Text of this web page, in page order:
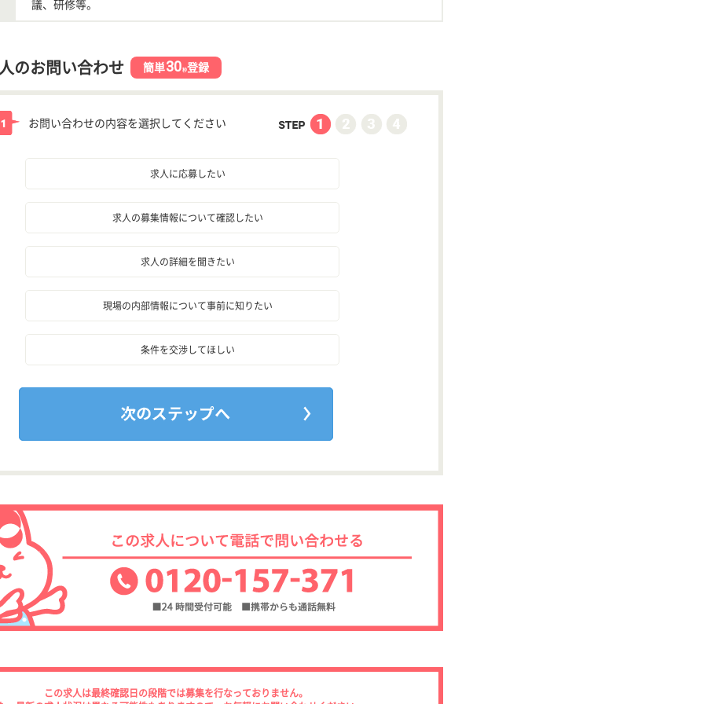
議、研修等。
のお問い合わせ 簡単30秒登録
お問い合わせの内容を選択してください
求人に応募したい
求人の募集情報について確認したい
求人の詳細を聞きたい
現場の内部情報について事前に知りたい
条件を交渉してほしい
この求人は最終確認日の段階では募集を行なっておりません。